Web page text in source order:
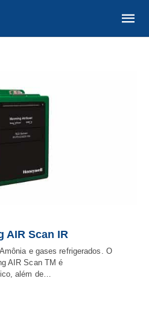
AIR Scan IR
e gases refrigerados. O
AIR Scan TM é
além de…